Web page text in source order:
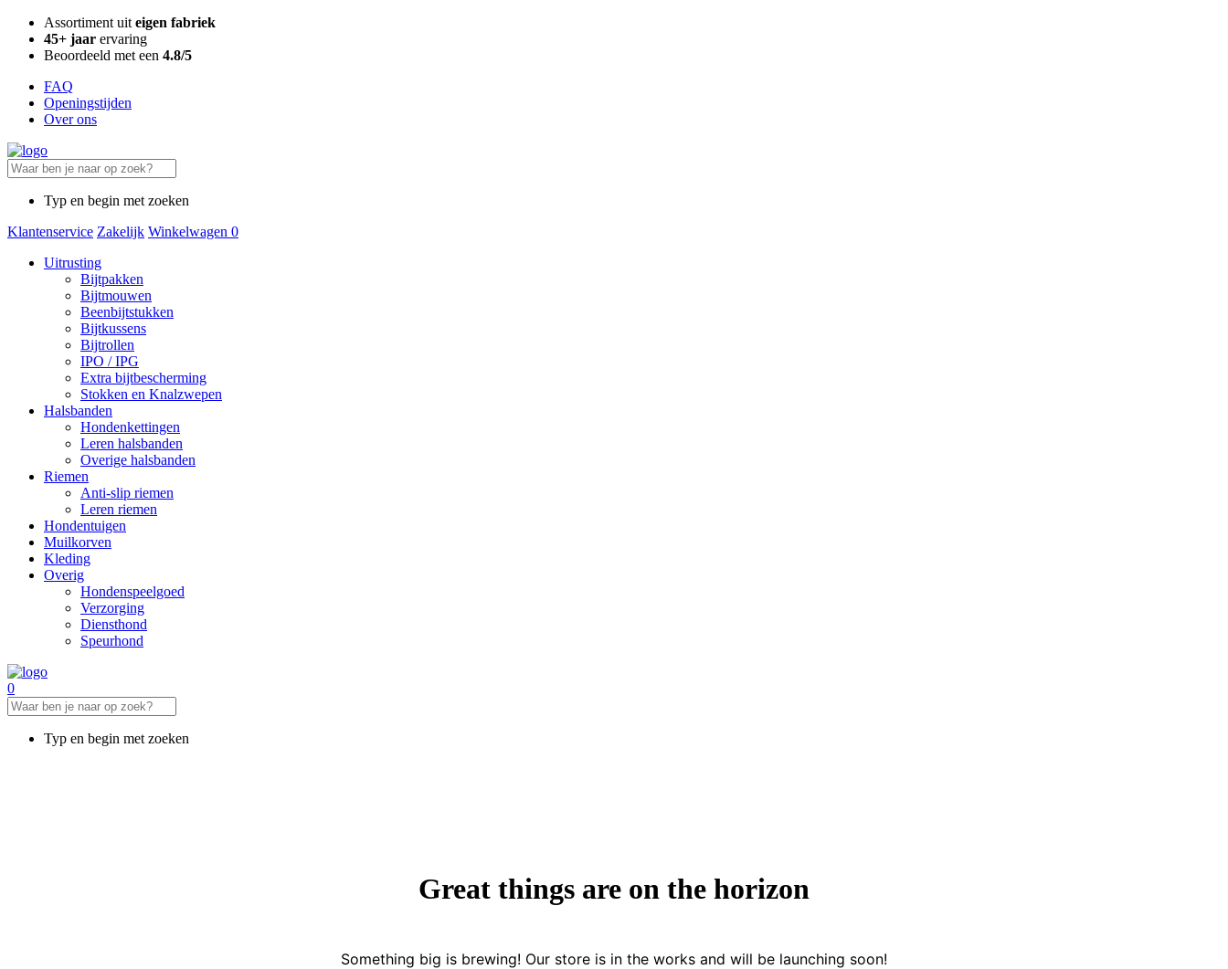
Assortiment uit eigen fabriek
45+ jaar ervaring
Beoordeeld met een 4.8/5
FAQ
Openingstijden
Over ons
Typ en begin met zoeken
Klantenservice Zakelijk Winkelwagen 0
Uitrusting
Bijtpakken
Bijtmouwen
Beenbijtstukken
Bijtkussens
Bijtrollen
IPO / IPG
Extra bijtbescherming
Stokken en Knalzwepen
Halsbanden
Hondenkettingen
Leren halsbanden
Overige halsbanden
Riemen
Anti-slip riemen
Leren riemen
Hondentuigen
Muilkorven
Kleding
Overig
Hondenspeelgoed
Verzorging
Diensthond
Speurhond
0
Typ en begin met zoeken
Great things are on the horizon
Something big is brewing! Our store is in the works and will be launching soon!